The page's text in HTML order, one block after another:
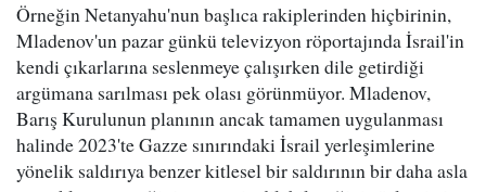
Örneğin Netanyahu'nun başlıca rakiplerinden hiçbirinin,
Mladenov'un pazar günkü televizyon röportajında İsrail'in
kendi çıkarlarına seslenmeye çalışırken dile getirdiği
argümana sarılması pek olası görünmüyor. Mladenov,
Barış Kurulunun planının ancak tamamen uygulanması
halinde 2023'te Gazze sınırındaki İsrail yerleşimlerine
yönelik saldırıya benzer kitlesel bir saldırının bir daha asla